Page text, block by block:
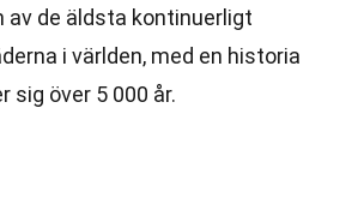
av de äldsta kontinuerligt
i världen, med en historia
sig över 5 000 år.